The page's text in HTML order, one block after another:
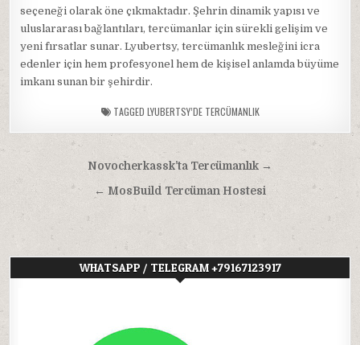
seçeneği olarak öne çıkmaktadır. Şehrin dinamik yapısı ve
uluslararası bağlantıları, tercümanlar için sürekli gelişim ve
yeni fırsatlar sunar. Lyubertsy, tercümanlık mesleğini icra
edenler için hem profesyonel hem de kişisel anlamda büyüme
imkanı sunan bir şehirdir.
TAGGED LYUBERTSY’DE TERCÜMANLIK
Yazı
gezinmesi
Novocherkassk’ta Tercümanlık →
← MosBuild Tercüman Hostesi
WHATSAPP / TELEGRAM +79167123917